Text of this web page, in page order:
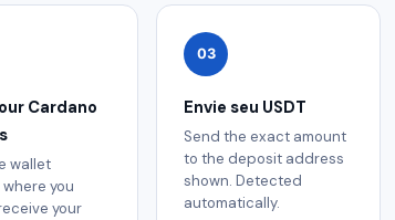
Cardano
wallet
you
your
03
Envie seu USDT
Send the exact amount
to the deposit address
shown. Detected
automatically.